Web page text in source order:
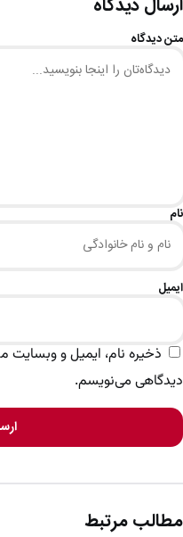
متن دیدگاه
نام
ایمیل
ذخیره نام، ایمیل و وبسایت
دیدگاهی می‌نویسم.
مطالب مرتبط